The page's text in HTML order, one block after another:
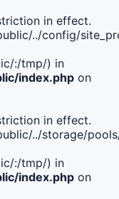
in effect.
../config/
:/tmp/) in
index.php on
in effect.
../storage/
:/tmp/) in
index.php on